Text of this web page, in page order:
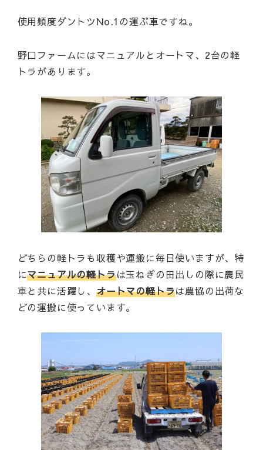
使用頻度ダントツNo.1の運ぶ車ですね。
野口ファームにはマニュアルとオートマ、2台の軽
トラがあります。
どちらの軽トラも収穫や運搬に毎日使いますが、特
にマニュアルの軽トラは玉ねぎの田出しの際に農民
車と共に活躍し、 オートマの軽トラは農協の出荷な
どの運搬に使っています。